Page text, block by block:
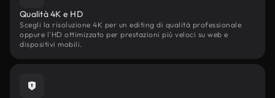
Qualità 4K e HD
Scegli la risoluzione 4K per un editing di qualità professionale
oppure l'HD ottimizzato per prestazioni più veloci su web e
dispositivi mobili.